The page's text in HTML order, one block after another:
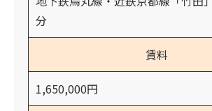
分
賃料
1,650,000円